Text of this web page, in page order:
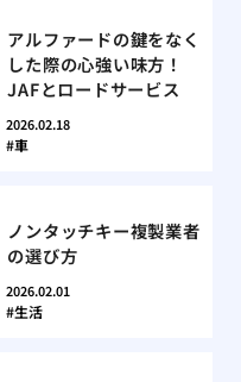
アルファードの鍵をなく
した際の心強い味方！
JAFとロードサービス
2026.02.18
車
ノンタッチキー複製業者
の選び方
2026.02.01
生活